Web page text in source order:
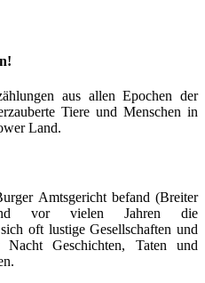
aus allen Epochen der
Tiere und Menschen in
Land.
Amtsgericht befand (Breiter
vor vielen Jahren die
oft lustige Gesellschaften und
Geschichten, Taten und